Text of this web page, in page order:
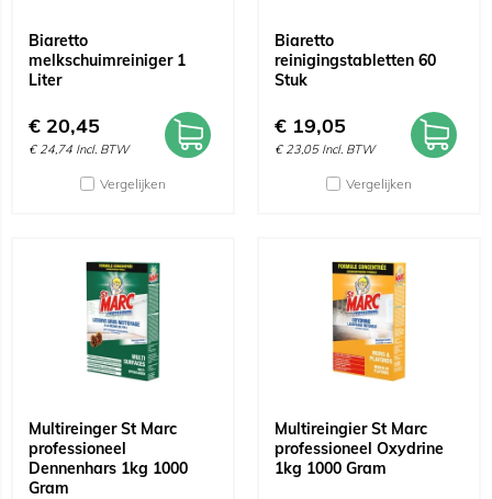
Biaretto
melkschuimreiniger 1
Liter
€ 20,45
€ 24,74 Incl. BTW
Vergelijken
Biaretto
reinigingstabletten 60
Stuk
€ 19,05
€ 23,05 Incl. BTW
Vergelijken
Multireinger St Marc
professioneel
Dennenhars 1kg 1000
Gram
Multireingier St Marc
professioneel Oxydrine
1kg 1000 Gram